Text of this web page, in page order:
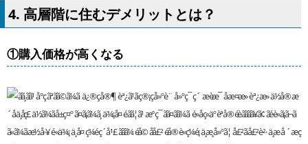
4. 高層階に住むデメリットとは？
①購入価格が高くなる